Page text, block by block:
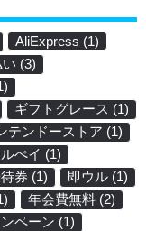
AliExpress (1)
(3)
ギフトグレース (1)
テンドーストア (1)
ルぺイ (1)
券 (1) 即ウル (1)
年会費無料 (2)
ペーン (1)